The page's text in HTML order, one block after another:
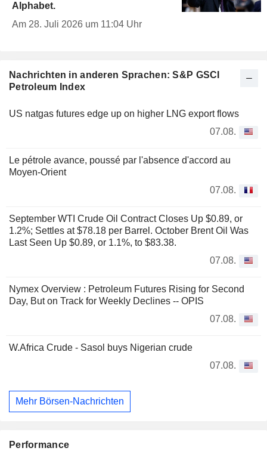
Nachrichten in anderen Sprachen: S&P GSCI
Petroleum Index
US natgas futures edge up on higher LNG export flows
07.08.
Le pétrole avance, poussé par l'absence d'accord au
Moyen-Orient
07.08.
September WTI Crude Oil Contract Closes Up $0.89, or
1.2%; Settles at $78.18 per Barrel. October Brent Oil Was
Last Seen Up $0.89, or 1.1%, to $83.38.
07.08.
Nymex Overview : Petroleum Futures Rising for Second
Day, But on Track for Weekly Declines -- OPIS
07.08.
W.Africa Crude - Sasol buys Nigerian crude
07.08.
Mehr Börsen-Nachrichten
Alphabet.
Am 28. Juli 2026 um 11:04 Uhr
Performance